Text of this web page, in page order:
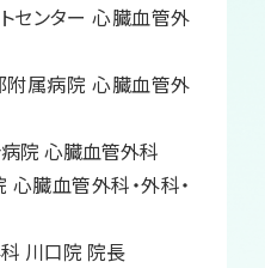
センター 心臓血管外
属病院 心臓血管外
院 心臓血管外科
臓血管外科・外科・
川口院 院長